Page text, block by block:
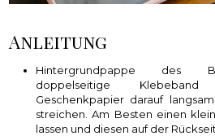
Anleitung
Hintergrundpappe des
doppelseitige
Geschenkpapier darauf
streichen. Am Besten einen
lassen und diesen auf der